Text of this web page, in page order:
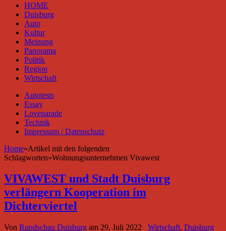
HOME
Duisburg
Auto
Kultur
Meinung
Panorama
Politik
Region
Wirtschaft
Autotests
Essay
Loveparade
Technik
Impressum / Datenschutz
Home»Artikel mit den folgenden
Schlagworten»Wohnungsunternehmen Vivawest
VIVAWEST und Stadt Duisburg
verlängern Kooperation im
Dichterviertel
Von Rundschau Duisburg am 29. Juli 2022 Wirtschaft, Duisburg